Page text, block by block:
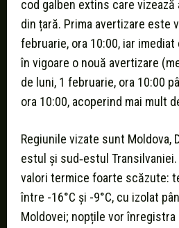
cod galben extins care
din țară. Prima avertizare este
februarie, ora 10:00, iar
în vigoare o nouă avertizare
de luni, 1 februarie, ora 10:00
ora 10:00, acoperind mai mult
Regiunile vizate sunt Moldova,
estul și sud‑estul
valori termice foarte scăzute:
între -16°C și -9°C, cu izolat
Moldovei; nopțile vor înregistra